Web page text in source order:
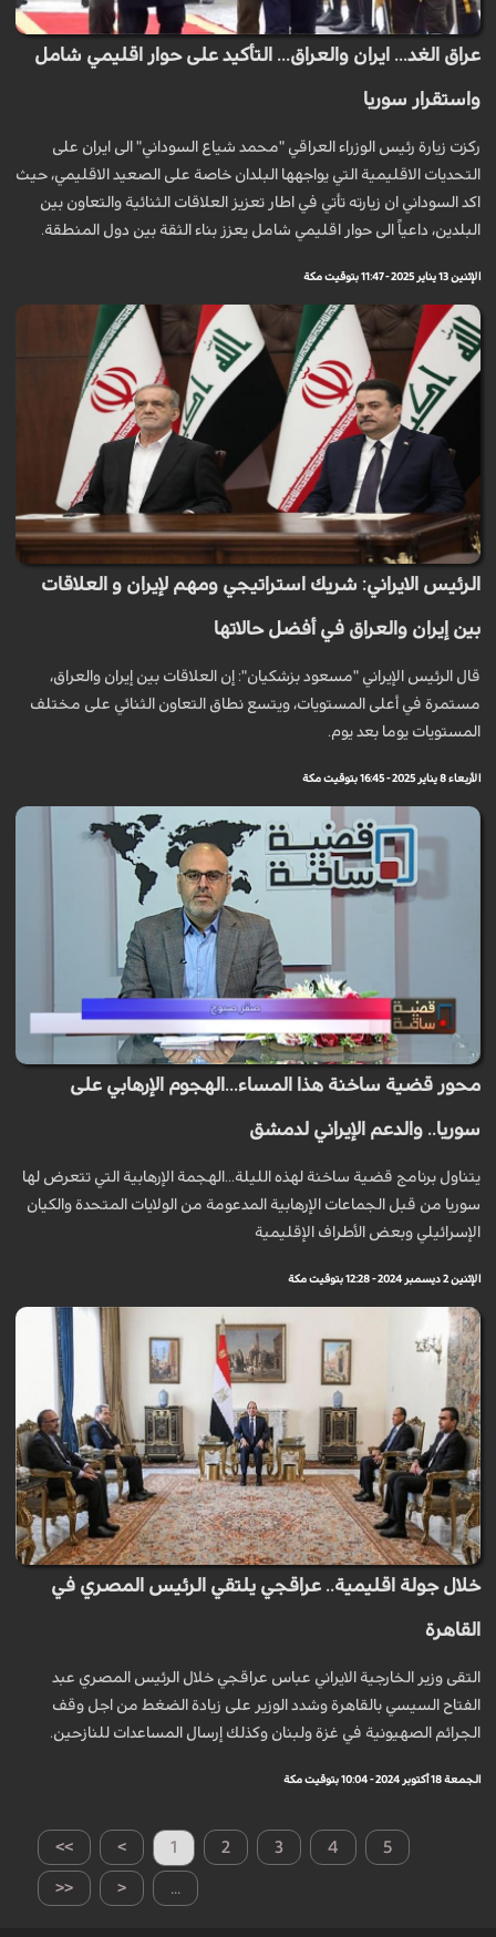
عراق الغد... ايران والعراق... التأكيد على حوار اقليمي شامل
واستقرار سوريا
ركزت زيارة رئيس الوزراء العراقي "محمد شياع السوداني" الى ايران على
التحديات الاقليمية التي يواجهها البلدان خاصة على الصعيد الاقليمي، حيث
اكد السوداني ان زيارته تأتي في اطار تعزيز العلاقات الثنائية والتعاون بين
البلدين، داعياً الى حوار اقليمي شامل يعزز بناء الثقة بين دول المنطقة.
الإثنين 13 يناير 2025 - 11:47 بتوقيت مكة
الرئيس الايراني: شريك استراتيجي ومهم لإيران و العلاقات
بين إيران والعراق في أفضل حالاتها
قال الرئيس الإيراني "مسعود بزشکیان": إن العلاقات بين إيران والعراق،
مستمرة في أعلى المستويات، ويتسع نطاق التعاون الثنائي على مختلف
المستويات يوما بعد يوم.
الأربعاء 8 يناير 2025 - 16:45 بتوقيت مكة
محور قضية ساخنة هذا المساء...الهجوم الإرهابي على
سوريا.. والدعم الإيراني لدمشق
يتناول برنامج قضية ساخنة لهذه الليلة...الهجمة الإرهابية التي تتعرض لها
سوريا من قبل الجماعات الإرهابية المدعومة من الولايات المتحدة والكيان
الإسرائيلي وبعض الأطراف الإقليمية
الإثنين 2 ديسمبر 2024 - 12:28 بتوقيت مكة
خلال جولة اقليمية.. عراقجي يلتقي الرئيس المصري في
القاهرة
التقى وزير الخارجية الايراني عباس عراقجي خلال الرئيس المصري عبد
الفتاح السيسي بالقاهرة وشدد الوزير على زيادة الضغط من اجل وقف
الجرائم الصهيونية في غزة ولبنان وكذلك إرسال المساعدات للنازحين.
الجمعة 18 أكتوبر 2024 - 10:04 بتوقيت مكة
>> > 1 2 3 4 5
...
<
<<